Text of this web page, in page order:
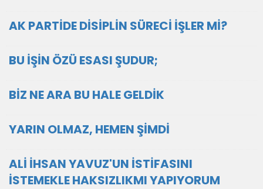
AK PARTİDE DİSİPLİN SÜRECİ İŞLER Mİ?
BU İŞİN ÖZÜ ESASI ŞUDUR;
BİZ NE ARA BU HALE GELDİK
YARIN OLMAZ, HEMEN ŞİMDİ
ALİ İHSAN YAVUZ'UN İSTİFASINI
İSTEMEKLE HAKSIZLIKMI YAPIYORUM